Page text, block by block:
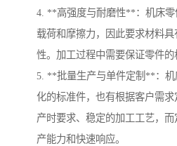
4. **高强度与耐磨性**：机床
载荷和摩擦力，因此要求材料
性。加工过程中需要保证零件的
5. **批量生产与单件定制**：
化的标准件，也有根据客户需
产时要求、稳定的加工工艺，
产能力和快速响应。